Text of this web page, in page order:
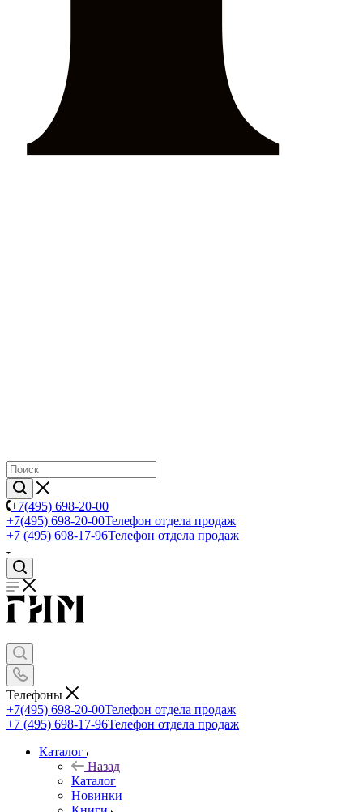
+7(495) 698-20-00
+7(495) 698-20-00Телефон отдела продаж
+7 (495) 698-17-96Телефон отдела продаж
Телефоны
+7(495) 698-20-00Телефон отдела продаж
+7 (495) 698-17-96Телефон отдела продаж
Каталог
Назад
Каталог
Новинки